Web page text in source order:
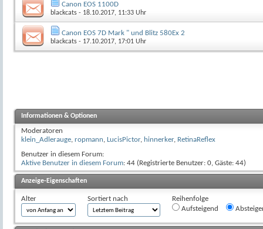
Canon EOS 1100D
blackcats - 18.10.2017, 11:33 Uhr
Canon EOS 7D Mark " und Blitz 580Ex 2
blackcats - 17.10.2017, 17:01 Uhr
Informationen & Optionen
Moderatoren
klein_Adlerauge, ropmann, LucisPictor, hinnerker, RetinaReflex
Benutzer in diesem Forum:
Aktive Benutzer in diesem Forum: 44 (Registrierte Benutzer: 0, Gäste: 44)
Anzeige-Eigenschaften
Alter Sortiert nach
Reihenfolge
Aufsteigend